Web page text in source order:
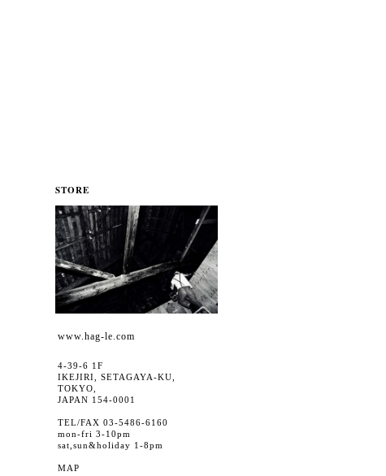
STORE
www.hag-le.com
4-39-6 1F
IKEJIRI, SETAGAYA-KU,
TOKYO,
JAPAN 154-0001
TEL/FAX 03-5486-6160
mon-fri 3-10pm
sat,sun&holiday 1-8pm
MAP